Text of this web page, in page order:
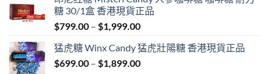
through
$1,849.00
糖 30/1盒 香港現貨正品
$799.00 – $1,999.00Price
$799.00
through
猛虎糖 Winx Candy 猛虎壯陽糖 香港現貨正品
$699.00 – $1,899.00Price